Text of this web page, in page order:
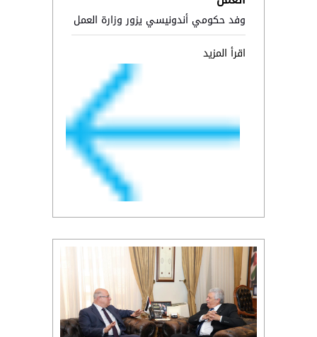
وفد حكومي أندونيسي يزور وزارة العمل
اقرأ المزيد